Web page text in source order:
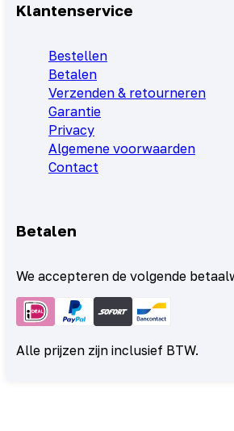
Klantenservice
Bestellen
Betalen
Verzenden & retourneren
Garantie
Privacy
Algemene voorwaarden
Contact
Betalen
We accepteren de volgende
Alle prijzen zijn inclusief BTW.